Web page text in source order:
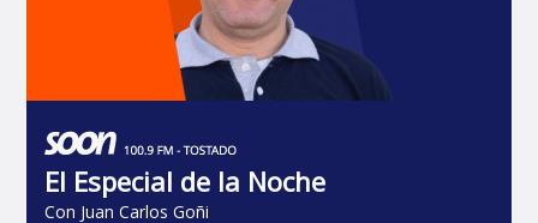
El Especial de la Noche
Con Juan Carlos Goñi